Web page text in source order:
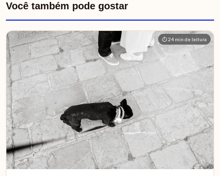
Você também pode gostar
⏱ 24 min de leitura